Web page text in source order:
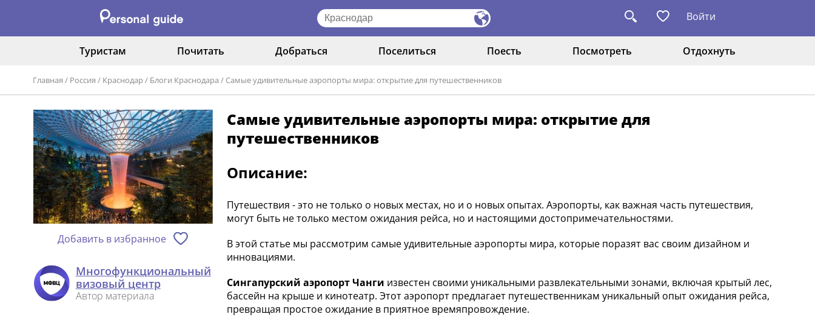
Войти
Туристам Почитать Добраться Поселиться Поесть Посмотреть Отдохнуть
Главная / Россия / Краснодар/ Блоги Краснодара / Самые удивительные аэропорты мира: открытие для путешественников
Добавить в избранное
Многофункциональный
визовый центр
Автор материала
Самые удивительные аэропорты мира: открытие для
путешественников
Описание:
Путешествия - это не только о новых местах, но и о новых опытах. Аэропорты, как важная часть путешествия,
могут быть не только местом ожидания рейса, но и настоящими достопримечательностями.
В этой статье мы рассмотрим самые удивительные аэропорты мира, которые поразят вас своим дизайном и
инновациями.
Сингапурский аэропорт Чанги известен своими уникальными развлекательными зонами, включая крытый лес,
бассейн на крыше и кинотеатр. Этот аэропорт предлагает путешественникам уникальный опыт ожидания рейса,
превращая простое ожидание в приятное времяпровождение.